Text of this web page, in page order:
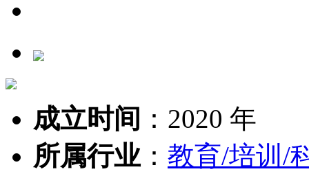
成立时间 ： 2020 年
所属行业： 教育/培训/